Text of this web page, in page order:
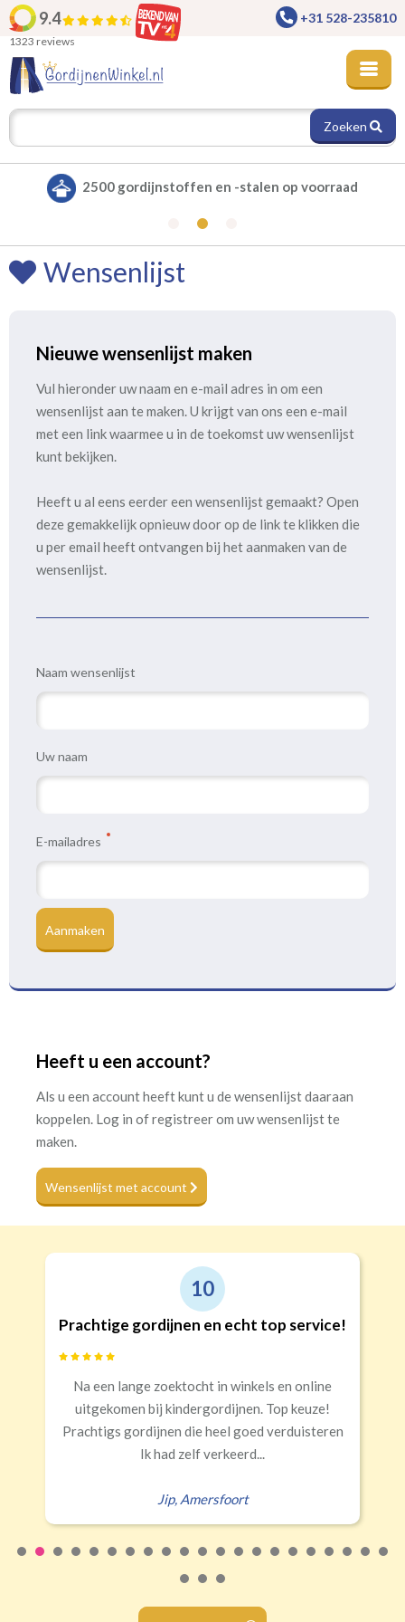
9.4
1323 reviews
+31 528-235810
Zoeken
2500 gordijnstoffen en -stalen op voorraad
Wensenlijst
Nieuwe wensenlijst maken
Vul hieronder uw naam en e-mail adres in om een
wensenlijst aan te maken. U krijgt van ons een e-mail
met een link waarmee u in de toekomst uw wensenlijst
kunt bekijken.
Heeft u al eens eerder een wensenlijst gemaakt? Open
deze gemakkelijk opnieuw door op de link te klikken die
u per email heeft ontvangen bij het aanmaken van de
wensenlijst.
Naam wensenlijst
Uw naam
E-mailadres
Aanmaken
Heeft u een account?
Als u een account heeft kunt u de wensenlijst daaraan
koppelen. Log in of registreer om uw wensenlijst te
maken.
Wensenlijst met account
10
Prachtige gordijnen en echt top service!
Na een lange zoektocht in winkels en online
uitgekomen bij kindergordijnen. Top keuze!
Prachtigs gordijnen die heel goed verduisteren
Ik had zelf verkeerd...
Jip, Amersfoort